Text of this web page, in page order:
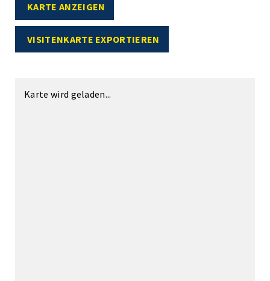
KARTE ANZEIGEN
VISITENKARTE EXPORTIEREN
Karte wird geladen...